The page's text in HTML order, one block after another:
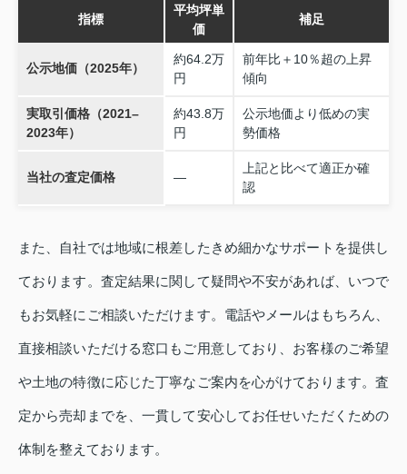
指標
平均坪単
価
補足
公示地価（2025年）
約64.2万
円
前年比＋10％超の上昇
傾向
実取引価格（2021–
2023年）
約43.8万
円
公示地価より低めの実
勢価格
当社の査定価格 —
上記と比べて適正か確
認
また、自社では地域に根差したきめ細かなサポートを提供し
ております。査定結果に関して疑問や不安があれば、いつで
もお気軽にご相談いただけます。電話やメールはもちろん、
直接相談いただける窓口もご用意しており、お客様のご希望
や土地の特徴に応じた丁寧なご案内を心がけております。査
定から売却までを、一貫して安心してお任せいただくための
体制を整えております。